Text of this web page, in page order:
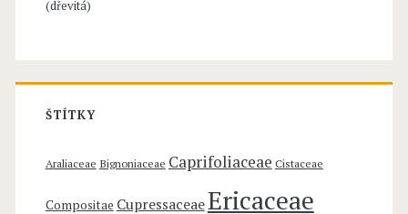
:
(dřevitá)
ŠTÍTKY
Araliaceae Bignoniaceae Caprifoliaceae Cistaceae
Compositae CupressaceaeEricaceae